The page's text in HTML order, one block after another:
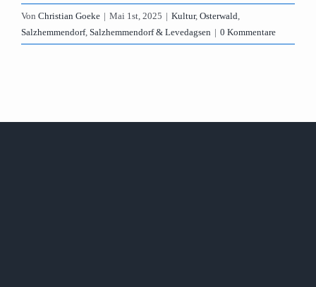
Von Christian Goeke | Mai 1st, 2025 | Kultur, Osterwald,
Salzhemmendorf, Salzhemmendorf & Levedagsen | 0 Kommentare